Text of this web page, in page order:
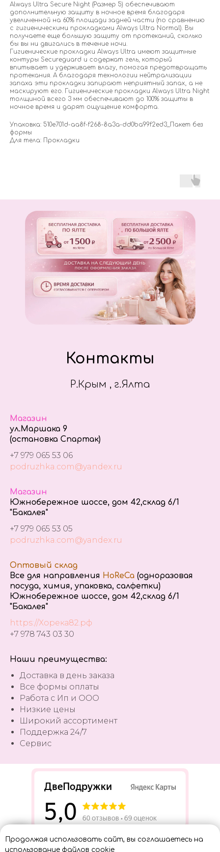
Always Ultra Secure Night (Размер 5) обеспечивают
дополнительную защиту в ночное время благодаря
увеличенной на 60% площади задней части (по сравнению
с гигиеническими прокладками Always Ultra Normal). Вы
получаете еще большую защиту от протеканий, сколько
бы вы ни двигались в течение ночи.
Гигиенические прокладки Always Ultra имеют защитные
контуры Secureguard и содержат гель, который
впитывает и удерживает влагу, помогая предотвращать
протекания. А благодаря технологии нейтрализации
запаха эти прокладки запирают неприятный запах, а не
маскируют его. Гигиенические прокладки Always Ultra Night
толщиной всего 3 мм обеспечивают до 100% защиты в
ночное время и дарят ощущение комфорта.
Упаковка: 510e701d-aa8f-f268-8a3a-dd0ba99f2ed3_Пакет без
формы
Для тела: Прокладки
Контакты
Р.Крым , г.Ялта
Магазин
ул.Маршака 9
(остановка Спартак)
+7 979 065 53 06
podruzhka.com@yandex.ru
Магазин
Южнобережное шоссе, дом 42,склад 6/1
"Бакалея"
+7 979 065 53 05
podruzhka.com@yandex.ru
Оптовый склад
Все для направления HoReCa (одноразовая
посуда, химия, упаковка, салфетки)
Южнобережное шоссе, дом 42,склад 6/1
"Бакалея"
https://Хорека82.рф
+7 978 743 03 30
Наши преимущества:
Доставка в день заказа
Все формы оплаты
Работа с Ип и ООО
Низкие цены
Широкий ассортимент
Поддержка 24/7
Сервис
Продолжая использовать сайт, вы соглашаетесь на
использование файлов cookie
Разработать сайт
Консультант